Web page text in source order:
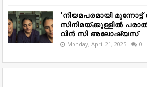
‘നിയമപരമായി
സിനിമയ്ക്കുള്ളിൽ
വിൻ സി അലോഷ്യസ്
Monday, April 21, 2025 0